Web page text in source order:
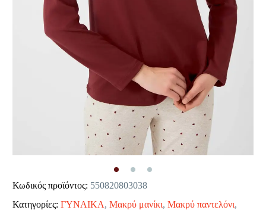
Κωδικός προϊόντος: 550820803038
Κατηγορίες: ΓΥΝΑΙΚΑ, Μακρύ μανίκι, Μακρύ παντελόνι,